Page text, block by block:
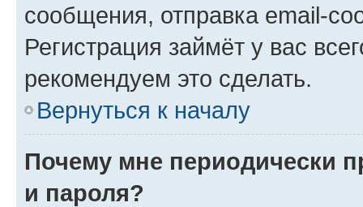
сообщения, отправка email-
Регистрация займёт у вас
рекомендуем это сделать.
Вернуться к началу
Почему мне периодически
и пароля?